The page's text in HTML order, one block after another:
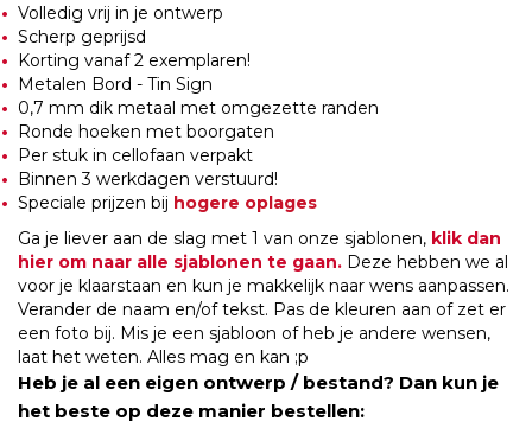
Volledig vrij in je ontwerp
Scherp geprijsd
Korting vanaf 2 exemplaren!
Metalen Bord - Tin Sign
0,7 mm dik metaal met omgezette randen
Ronde hoeken met boorgaten
Per stuk in cellofaan verpakt
Binnen 3 werkdagen verstuurd!
Speciale prijzen bij hogere oplages
Ga je liever aan de slag met 1 van onze sjablonen, klik dan
hier om naar alle sjablonen te gaan. Deze hebben we al
voor je klaarstaan en kun je makkelijk naar wens aanpassen.
Verander de naam en/of tekst. Pas de kleuren aan of zet er
een foto bij. Mis je een sjabloon of heb je andere wensen,
laat het weten. Alles mag en kan ;p
Heb je al een eigen ontwerp / bestand? Dan kun je
het beste op deze manier bestellen: